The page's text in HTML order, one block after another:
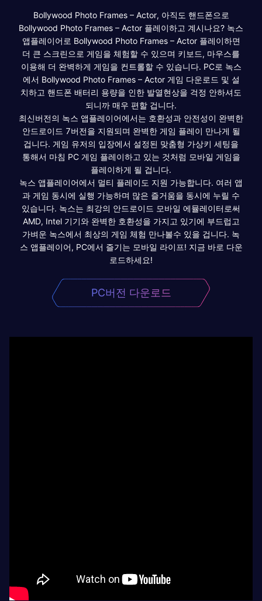
Bollywood Photo Frames – Actor, 아직도 핸드폰으로
Bollywood Photo Frames – Actor 플레이하고 계시나요? 녹스
앱플레이어로 Bollywood Photo Frames – Actor 플레이하면
더 큰 스크린으로 게임을 체험할 수 있으며 키보드, 마우스를
이용해 더 완벽하게 게임을 컨트롤할 수 있습니다. PC로 녹스
에서 Bollywood Photo Frames – Actor 게임 다운로드 및 설
치하고 핸드폰 배터리 용량을 인한 발열현상을 걱정 안하셔도
되니까 매우 편할 겁니다.
최신버전의 녹스 앱플레이어에서는 호환성과 안전성이 완벽한
안드로이드 7버전을 지원되며 완벽한 게임 플레이 만나게 될
겁니다. 게임 유저의 입장에서 설정된 맞춤형 가상키 세팅을
통해서 마침 PC 게임 플레이하고 있는 것처럼 모바일 게임을
플레이하게 될 겁니다.
녹스 앱플레이어에서 멀티 플레이도 지원 가능합니다. 여러 앱
과 게임 동시에 실행 가능하며 많은 즐거움을 동시에 누릴 수
있습니다. 녹스는 최강의 안드로이드 모바일 에뮬레이터로써
AMD, Intel 기기와 완벽한 호환성을 가지고 있기에 부드럽고
가벼운 녹스에서 최상의 게임 체험 만나볼수 있을 겁니다. 녹
스 앱플레이어, PC에서 즐기는 모바일 라이프! 지금 바로 다운
로드하세요!
PC버전 다운로드